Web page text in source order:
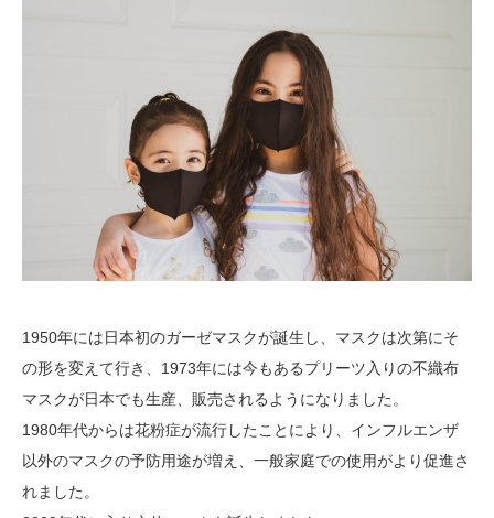
1950年には日本初のガーゼマスクが誕生し、マスクは次第にそ
の形を変えて行き、1973年には今もあるプリーツ入りの不織布
マスクが日本でも生産、販売されるようになりました。
1980年代からは花粉症が流行したことにより、インフルエンザ
以外のマスクの予防用途が増え、一般家庭での使用がより促進さ
れました。